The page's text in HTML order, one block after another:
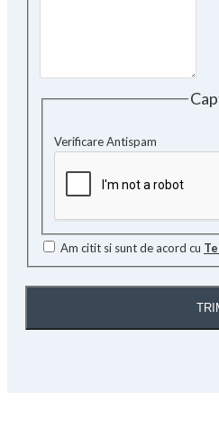
Verificare Antispam
Am citit si sunt de acord cu